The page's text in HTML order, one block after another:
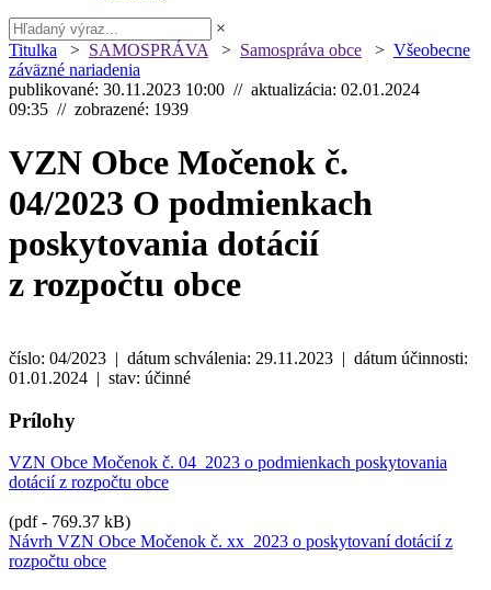
×
Titulka > SAMOSPRÁVA > Samospráva obce > Všeobecne
záväzné nariadenia
publikované: 30.11.2023 10:00 // aktualizácia: 02.01.2024
09:35 // zobrazené: 1939
VZN Obce Močenok č.
04/2023 O podmienkach
poskytovania dotácií
z rozpočtu obce
číslo: 04/2023 | dátum schválenia: 29.11.2023 | dátum účinnosti:
01.01.2024 | stav: účinné
Prílohy
VZN Obce Močenok č. 04_2023 o podmienkach poskytovania
dotácií z rozpočtu obce
(pdf - 769.37 kB)
Návrh VZN Obce Močenok č. xx_2023 o poskytovaní dotácií z
rozpočtu obce